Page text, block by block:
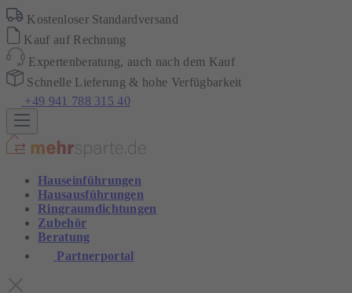
Kostenloser Standardversand
Kauf auf Rechnung
Expertenberatung, auch nach dem Kauf
Schnelle Lieferung & hohe Verfügbarkeit
+49 941 788 315 40
Hauseinführungen
Hausausführungen
Ringraumdichtungen
Zubehör
Beratung
Partnerportal